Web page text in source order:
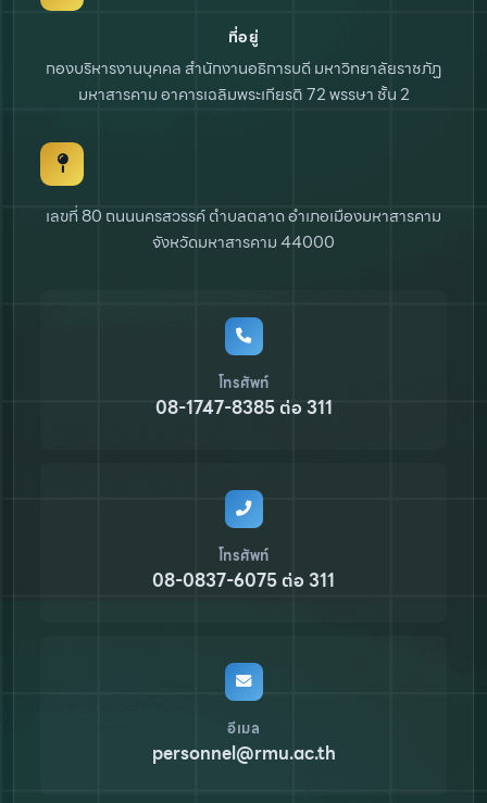
ที่อยู่
กองบริหารงานบุคคล สำนักงานอธิการบดีมหาวิทยาลัยราชภัฏ
มหาสารคามอาคารเฉลิมพระเกียรติ 72 พรรษา ชั้น 2
เลขที่ 80 ถนนนครสวรรค์ ตำบลตลาดอำเภอเมืองมหาสารคาม
จังหวัดมหาสารคาม 44000
โทรศัพท์
08-1747-8385 ต่อ 311
โทรศัพท์
08-0837-6075 ต่อ 311
อีเมล
personnel@rmu.ac.th